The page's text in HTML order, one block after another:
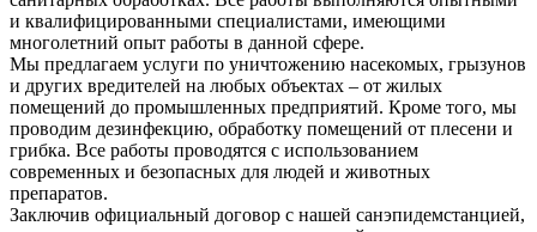
и квалифицированными специалистами, имеющими
многолетний опыт работы в данной сфере.
Мы предлагаем услуги по уничтожению насекомых, грызунов
и других вредителей на любых объектах – от жилых
помещений до промышленных предприятий. Кроме того, мы
проводим дезинфекцию, обработку помещений от плесени и
грибка. Все работы проводятся с использованием
современных и безопасных для людей и животных
препаратов.
Заключив официальный договор с нашей санэпидемстанцией,